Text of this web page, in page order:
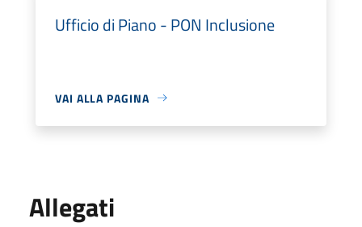
Ufficio di Piano - PON Inclusione
VAI ALLA PAGINA
Allegati